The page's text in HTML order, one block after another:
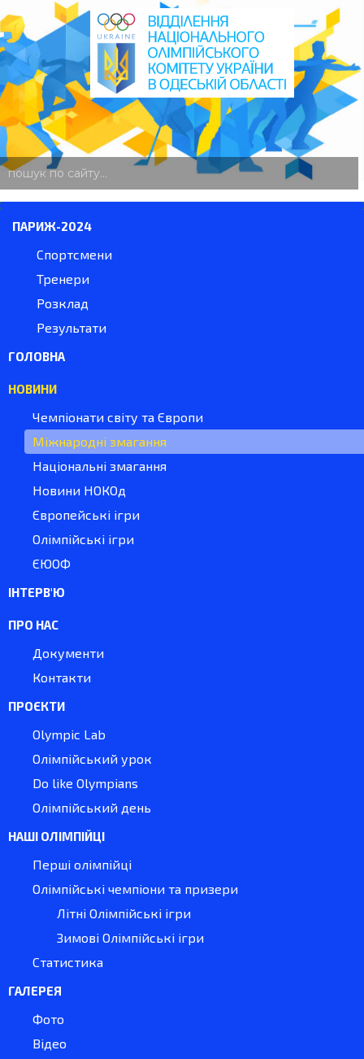
пошук
по
ПАРИЖ-2024
Спортсмени
Тренери
Розклад
Результати
ГОЛОВНА
НОВИНИ
Чемпіонати світу та Європи
Міжнародні змагання
Національні змагання
Новини НОКОд
Європейські ігри
Олімпійські ігри
ЄЮОФ
ІНТЕРВ'Ю
ПРО НАС
Документи
Контакти
ПРОЄКТИ
Olympic Lab
Олімпійський урок
Do like Olympians
Олімпійський день
НАШІ ОЛІМПІЙЦІ
Перші олімпійці
Олімпійські чемпіони та призери
Літні Олімпійські ігри
Зимові Олімпійські ігри
Статистика
ГАЛЕРЕЯ
Фото
Відео